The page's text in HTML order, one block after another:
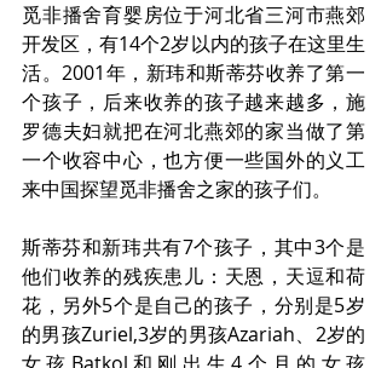
觅非播舍育婴房位于河北省三河市燕郊
开发区，有14个2岁以内的孩子在这里生
活。2001年，新玮和斯蒂芬收养了第一
个孩子，后来收养的孩子越来越多，施
罗德夫妇就把在河北燕郊的家当做了第
一个收容中心，也方便一些国外的义工
来中国探望觅非播舍之家的孩子们。
斯蒂芬和新玮共有7个孩子，其中3个是
他们收养的残疾患儿：天恩，天逗和荷
花，另外5个是自己的孩子，分别是5岁
的男孩Zuriel,3岁的男孩Azariah、2岁的